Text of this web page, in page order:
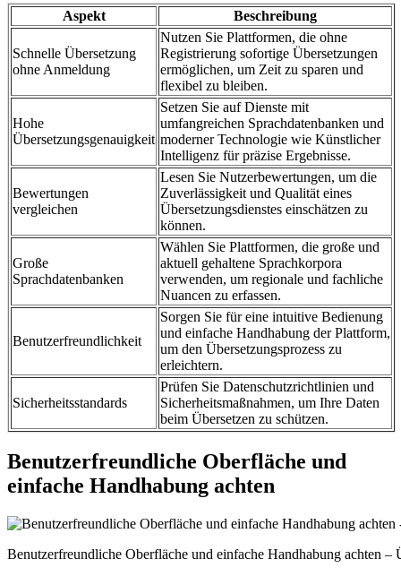
Aspekt Beschreibung
Schnelle Übersetzung
ohne Anmeldung
Nutzen Sie Plattformen, die ohne
Registrierung sofortige Übersetzungen
ermöglichen, um Zeit zu sparen und
flexibel zu bleiben.
Hohe
Übersetzungsgenauigkeit
Setzen Sie auf Dienste mit
umfangreichen Sprachdatenbanken und
moderner Technologie wie Künstlicher
Intelligenz für präzise Ergebnisse.
Bewertungen
vergleichen
Lesen Sie Nutzerbewertungen, um die
Zuverlässigkeit und Qualität eines
Übersetzungsdienstes einschätzen zu
können.
Große
Sprachdatenbanken
Wählen Sie Plattformen, die große und
aktuell gehaltene Sprachkorpora
verwenden, um regionale und fachliche
Nuancen zu erfassen.
Benutzerfreundlichkeit
Sorgen Sie für eine intuitive Bedienung
und einfache Handhabung der Plattform,
um den Übersetzungsprozess zu
erleichtern.
Sicherheitsstandards
Prüfen Sie Datenschutzrichtlinien und
Sicherheitsmaßnahmen, um Ihre Daten
beim Übersetzen zu schützen.
Benutzerfreundliche Oberfläche und
einfache Handhabung achten
Benutzerfreundliche Oberfläche und einfache Handhabung achten